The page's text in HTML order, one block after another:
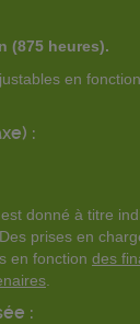
(875 heures).
en
:
donné à titre
prises en
en fonction des
: